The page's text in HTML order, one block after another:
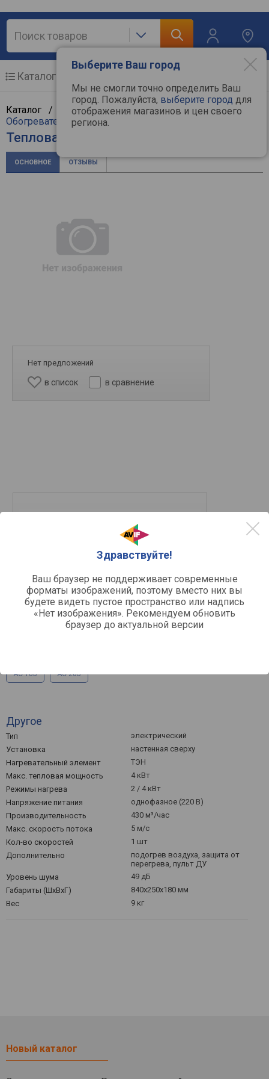
Выберите Ваш город
Мы не смогли точно определить Ваш
город. Пожалуйста, выберите город для
отображения магазинов и цен своего
региона.
Здравствуйте!
Ваш браузер не поддерживает современные
форматы изображений, поэтому вместо них вы
будете видеть пустое пространство или надпись
«Нет изображения». Рекомендуем обновить
браузер до актуальной версии
Каталог
Каталог / Климат, отопление и водоснабжение/
Обогреватели
/Тепловые завесы
Тепловая завеса Almacom AC-J
ОСНОВНОЕ ОТЗЫВЫ
Нет предложений
в список в сравнение
Средняя цена
Апр, 2026
AC-18J AC-20J
Другое
Тип
электрический
Установка
настенная сверху
Нагревательный элемент
ТЭН
Макс. тепловая мощность
4 кВт
Режимы нагрева
2 / 4 кВт
Напряжение питания
однофазное (220 В)
Производительность
430 м³/час
Макс. скорость потока
5 м/с
Кол-во скоростей
1 шт
Дополнительно
подогрев воздуха, защита от
перегрева, пульт ДУ
Уровень шума
49 дБ
Габариты (ШxВxГ)
840x250x180 мм
Вес
9 кг
Новый каталог